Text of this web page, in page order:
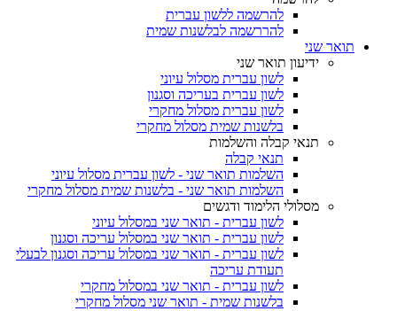
להרשמה ללשון עברית
להררשמה לבלשנות שמית
תואר שני
ידיעון תואר שני
לשון עברית מסלול עיוני
לשון עברית בעריכה וסגנון
לשון עברית מסלול מחקרי
בלשנות שמית מסלול מחקרי
תנאי קבלה והשלמות
תנאי קבלה
השלמות תואר שני - לשון עברית מסלול עיוני
השלמות תואר שני - בלשנות שמית מסלול מחקרי
מסלולי הלימוד ודגשים
לשון עברית - תואר שני במסלול עיוני
לשון עברית - תואר שני במסלול עריכה וסגנון
לשון עברית - תואר שני במסלול עריכה וסגנון לבעלי
תעודת עריכה
לשון עברית - תואר שני במסלול מחקרי
בלשנות שמית - תואר שני מסלול מחקרי